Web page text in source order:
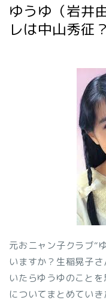
ゆうゆ（岩井
レは中山秀征？
元おニャン子クラブ“
いますか？生稲晃子
いたらゆうゆのこと
についてまとめてい